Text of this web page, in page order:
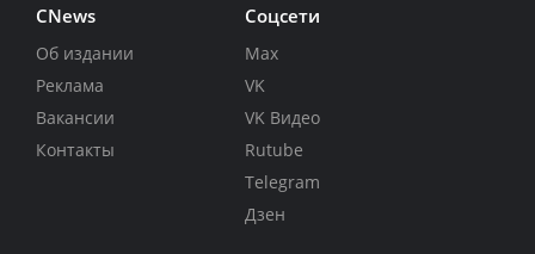
CNews
Об издании
Реклама
Вакансии
Контакты
Соцсети
Max
VK
VK Видео
Rutube
Telegram
Дзен